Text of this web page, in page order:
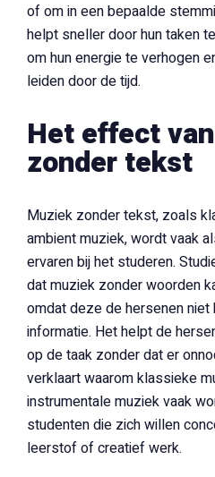
of om in een bepaalde
helpt sneller door hun taken
om hun energie te verhogen
leiden door de tijd.
Het effect
zonder tekst
Muziek zonder tekst, zoals
ambient muziek, wordt vaak
ervaren bij het studeren.
dat muziek zonder woorden
omdat deze de hersenen
informatie. Het helpt de
op de taak zonder dat er
verklaart waarom klassieke
instrumentale muziek vaak
studenten die zich willen
leerstof of creatief werk.